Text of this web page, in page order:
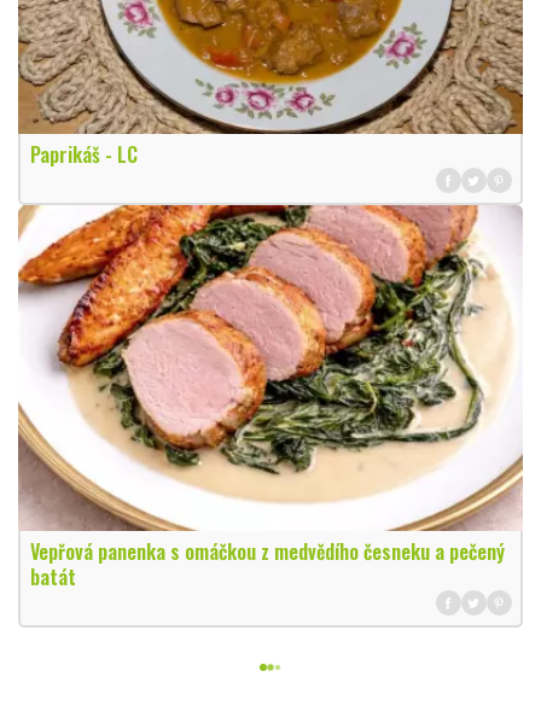
Paprikáš - LC
Vepřová panenka s omáčkou z medvědího česneku a pečený
batát